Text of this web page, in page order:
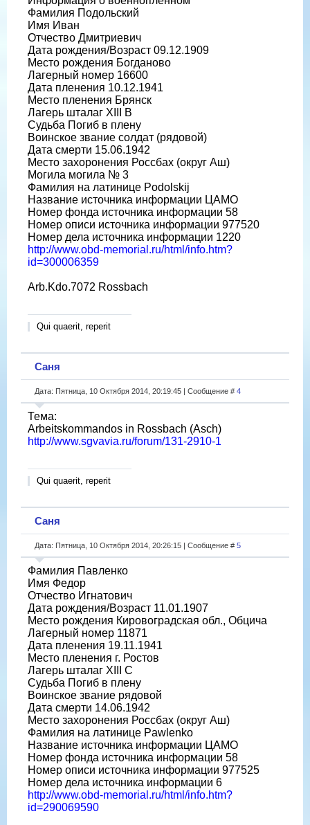
Фамилия Подольский
Имя Иван
Отчество Дмитриевич
Дата рождения/Возраст 09.12.1909
Место рождения Богданово
Лагерный номер 16600
Дата пленения 10.12.1941
Место пленения Брянск
Лагерь шталаг XIII B
Судьба Погиб в плену
Воинское звание солдат (рядовой)
Дата смерти 15.06.1942
Место захоронения Россбах (округ Аш)
Могила могила № 3
Фамилия на латинице Podolskij
Название источника информации ЦАМО
Номер фонда источника информации 58
Номер описи источника информации 977520
Номер дела источника информации 1220
http://www.obd-memorial.ru/html/info.htm?
id=300006359
Arb.Kdo.7072 Rossbach
Qui quaerit, reperit
Саня
Дата: Пятница, 10 Октября 2014, 20:19:45 | Сообщение # 4
Тема:
Arbeitskommandos in Rossbach (Asch)
http://www.sgvavia.ru/forum/131-2910-1
Qui quaerit, reperit
Саня
Дата: Пятница, 10 Октября 2014, 20:26:15 | Сообщение # 5
Фамилия Павленко
Имя Федор
Отчество Игнатович
Дата рождения/Возраст 11.01.1907
Место рождения Кировоградская обл., Обцича
Лагерный номер 11871
Дата пленения 19.11.1941
Место пленения г. Ростов
Лагерь шталаг XIII C
Судьба Погиб в плену
Воинское звание рядовой
Дата смерти 14.06.1942
Место захоронения Россбах (округ Аш)
Фамилия на латинице Pawlenko
Название источника информации ЦАМО
Номер фонда источника информации 58
Номер описи источника информации 977525
Номер дела источника информации 6
http://www.obd-memorial.ru/html/info.htm?
id=290069590